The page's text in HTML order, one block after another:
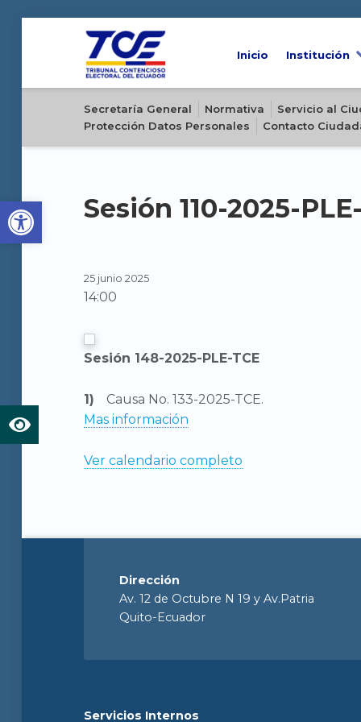
Open toolbar
Inicio Institución
Secretaría General Normativa
Servicio al
Protección Datos Personales
Contacto
Sesión 110-2025-
25 junio 2025
14:00
Sesión 148-2025-PLE-TCE
Causa No. 133-2025-TCE.
Mas información
Ver calendario completo
Dirección
Av. 12 de Octubre N 19 y Av.Patria
Quito-Ecuador
Servicios Internos